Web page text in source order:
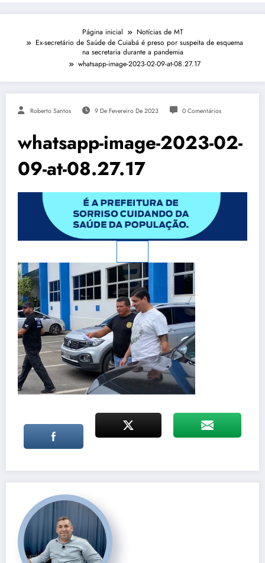
Página inicial
Notícias de MT
Ex-secretário de Saúde de Cuiabá é preso por suspeita de esquema
na secretaria durante a pandemia
whatsapp-image-2023-02-09-at-08.27.17
Roberto Santos 9 De Fevereiro De 2023 0 Comentários
whatsapp-image-2023-02-
09-at-08.27.17